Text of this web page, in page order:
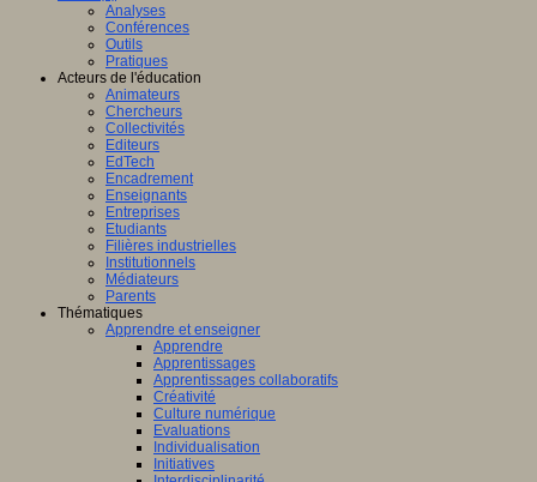
Analyses
Conférences
Outils
Pratiques
Acteurs de l'éducation
Animateurs
Chercheurs
Collectivités
Editeurs
EdTech
Encadrement
Enseignants
Entreprises
Etudiants
Filières industrielles
Institutionnels
Médiateurs
Parents
Thématiques
Apprendre et enseigner
Apprendre
Apprentissages
Apprentissages collaboratifs
Créativité
Culture numérique
Evaluations
Individualisation
Initiatives